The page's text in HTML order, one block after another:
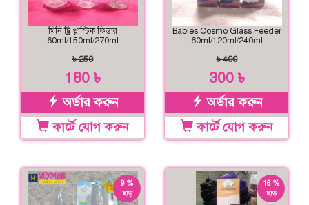
মিনি ট্রি প্লাস্টিক ফিডার
60ml/150ml/270ml
৳ 250
180 ৳
অর্ডার করুন
কার্টে যোগ করুন
Babies Cosmo Glass Feeder
60ml/120ml/240ml
৳ 400
300 ৳
অর্ডার করুন
কার্টে যোগ করুন
9 %
ছাড়
16 %
ছাড়